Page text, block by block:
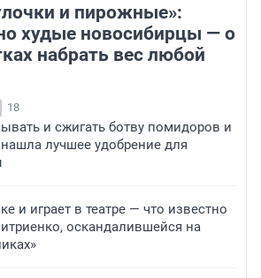
и пирожные»:
худые новосибирцы — о
набрать вес любой
18
и сжигать ботву помидоров и
лучшее удобрение для
и играет в театре — что известно
оскандалившейся на